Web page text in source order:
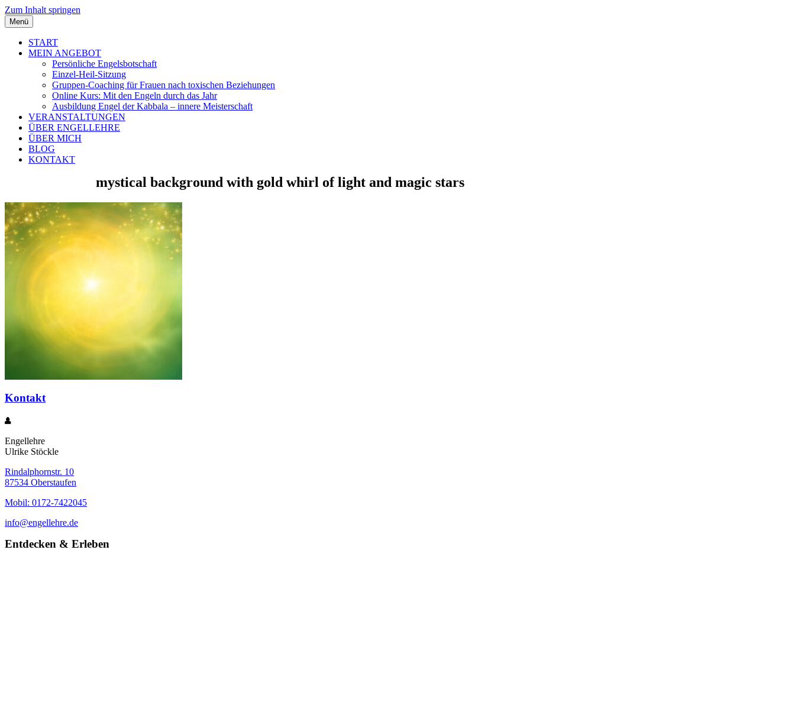
Zum Inhalt springen
Menü
START
MEIN ANGEBOT
Persönliche Engelsbotschaft
Einzel-Heil-Sitzung
Gruppen-Coaching für Frauen nach toxischen Beziehungen
Online Kurs: Mit den Engeln durch das Jahr
Ausbildung Engel der Kabbala – innere Meisterschaft
VERANSTALTUNGEN
ÜBER ENGELLEHRE
ÜBER MICH
BLOG
KONTAKT
mystical background with gold whirl of light and magic stars
Kontakt
Engellehre
Ulrike Stöckle
Rindalphornstr. 10
87534 Oberstaufen
Mobil: 0172-7422045
info@engellehre.de
Entdecken & Erleben